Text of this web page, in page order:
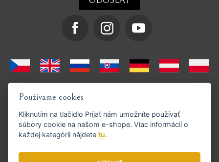
Podporujeme platby GoPay
Používame cookies
Kliknutím na tlačidlo Prijať nám umožníte používať
súbory cookie na našom e-shope. Viac informácií o
každej kategórii nájdetetu.